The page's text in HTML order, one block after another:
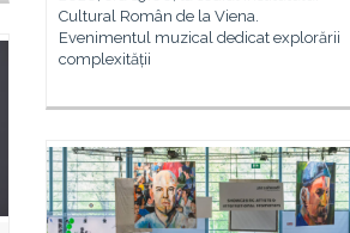
Cultural Român de la Viena.
Evenimentul muzical dedicat explorării
complexității